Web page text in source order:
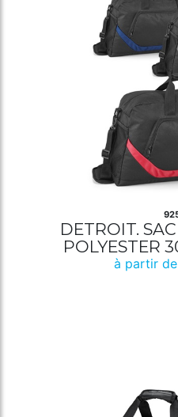
DETROIT.
POLYESTER
à partir